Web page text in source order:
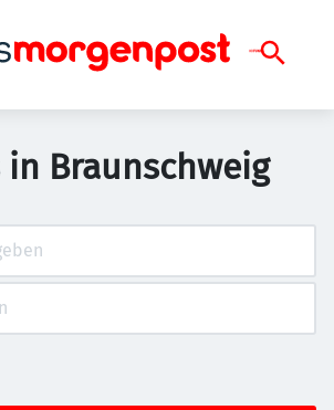
in Braunschweig